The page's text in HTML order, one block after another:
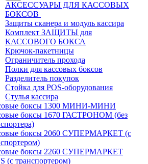
АКСЕССУАРЫ ДЛЯ КАССОВЫХ
БОКСОВ
Защиты сканера и модуль кассира
Комплект ЗАЩИТЫ для
КАССОВОГО БОКСА
Крючок-пакетницы
Ограничитель прохода
Полки для кассовых боксов
Разделитель покупок
Стойка для POS-оборудования
Стулья кассира
боксы 1300 МИНИ-МИНИ
боксы 1670 ГАСТРОНОМ (без
боксы 2060 СУПЕРМАРКЕТ (с
боксы 2260 СУПЕРМАРКЕТ
(с транспортером)